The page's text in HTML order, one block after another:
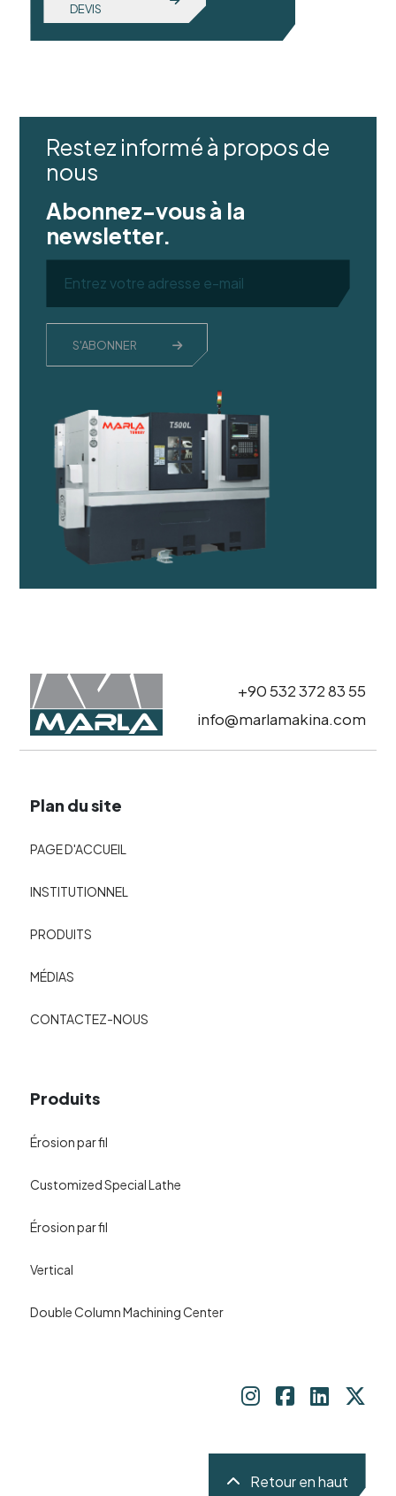
DEVIS
Restez informé à propos de
nous
Abonnez-vous à la
newsletter.
S'ABONNER
+90 532 372 83 55
info@marlamakina.com
Plan du site
PAGE D'ACCUEIL
INSTITUTIONNEL
PRODUITS
MÉDIAS
CONTACTEZ-NOUS
Produits
Érosion par fil
Customized Special Lathe
Érosion par fil
Vertical
Double Column Machining Center
Retour en haut